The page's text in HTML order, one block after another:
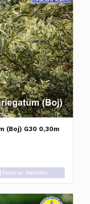
(Boj) G30 0,30m
Mostrar detalles